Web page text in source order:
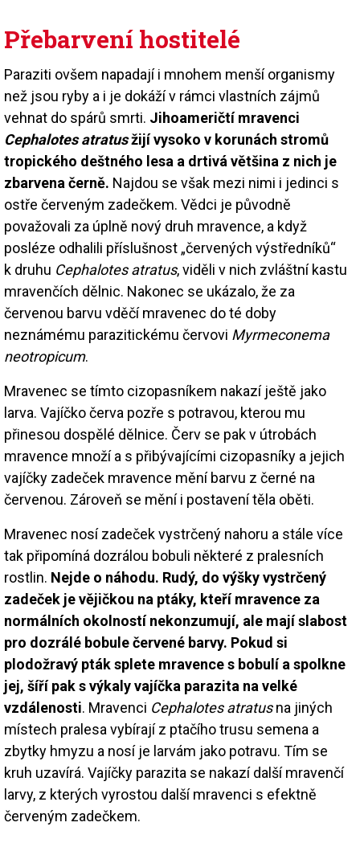
Přebarvení hostitelé
Paraziti ovšem napadají i mnohem menší organismy
než jsou ryby a i je dokáží v rámci vlastních zájmů
vehnat do spárů smrti. Jihoameričtí mravenci
Cephalotes atratusžijí vysoko v korunách stromů
tropického deštného lesa a drtivá většina z nich je
zbarvena černě. Najdou se však mezi nimi i jedinci s
ostře červeným zadečkem. Vědci je původně
považovali za úplně nový druh mravence, a když
posléze odhalili příslušnost „červených výstředníků“
k druhu Cephalotes atratus, viděli v nich zvláštní kastu
mravenčích dělnic. Nakonec se ukázalo, že za
červenou barvu vděčí mravenec do té doby
neznámému parazitickému červovi Myrmeconema
neotropicum.
Mravenec se tímto cizopasníkem nakazí ještě jako
larva. Vajíčko červa pozře s potravou, kterou mu
přinesou dospělé dělnice. Červ se pak v útrobách
mravence množí a s přibývajícími cizopasníky a jejich
vajíčky zadeček mravence mění barvu z černé na
červenou. Zároveň se mění i postavení těla oběti.
Mravenec nosí zadeček vystrčený nahoru a stále více
tak připomíná dozrálou bobuli některé z pralesních
rostlin. Nejde o náhodu. Rudý, do výšky vystrčený
zadeček je vějičkou na ptáky, kteří mravence za
normálních okolností nekonzumují, ale mají slabost
pro dozrálé bobule červené barvy. Pokud si
plodožravý pták splete mravence s bobulí a spolkne
jej, šíří pak s výkaly vajíčka parazita na velké
vzdálenosti. Mravenci Cephalotes atratusna jiných
místech pralesa vybírají z ptačího trusu semena a
zbytky hmyzu a nosí je larvám jako potravu. Tím se
kruh uzavírá. Vajíčky parazita se nakazí další mravenčí
larvy, z kterých vyrostou další mravenci s efektně
červeným zadečkem.